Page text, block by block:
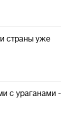
страны уже
с ураганами -